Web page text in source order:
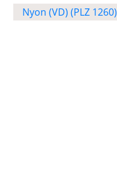
Nyon (VD) (PLZ 1260)